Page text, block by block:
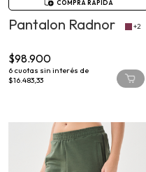
COMPRA RÁPIDA
Pantalon Radnor +2
$98.900
6 cuotas sin interés de
$16.483,33